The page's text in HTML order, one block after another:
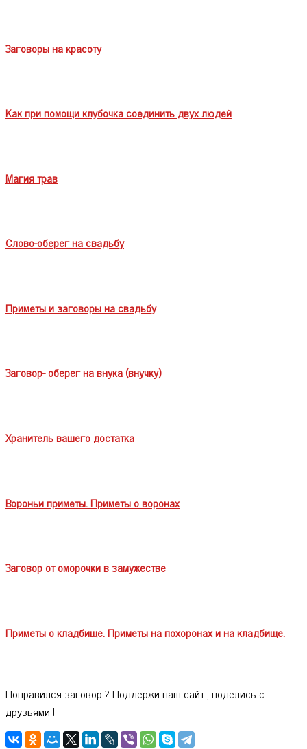
Заговоры на красоту
Как при помощи клубочка соединить двух людей
Магия трав
Слово-оберег на свадьбу
Приметы и заговоры на свадьбу
Заговор- оберег на внука (внучку)
Хранитель вашего достатка
Вороньи приметы. Приметы о воронах
Заговор от оморочки в замужестве
Приметы о кладбище. Приметы на похоронах и на кладбище.
Понравился заговор ? Поддержи наш сайт , поделись с
друзьями !